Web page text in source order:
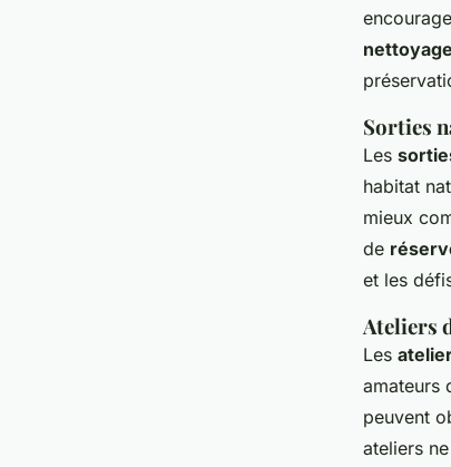
Sorties
Les
habitat
mieux
de
et les
Ateliers
Les
amateurs
peuvent
ateliers